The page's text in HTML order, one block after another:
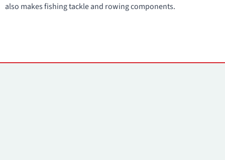
also makes fishing tackle and rowing components.